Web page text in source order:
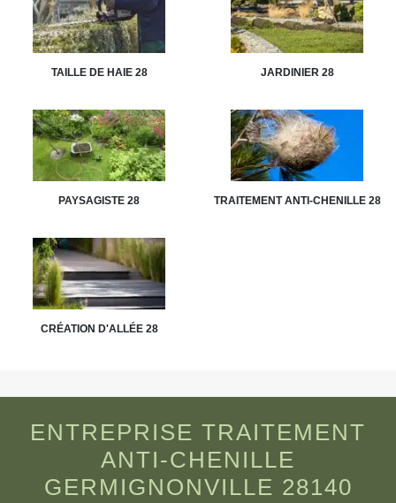
TAILLE DE HAIE 28 JARDINIER 28
PAYSAGISTE 28 TRAITEMENT ANTI-CHENILLE 28
CRÉATION D'ALLÉE 28
ENTREPRISE TRAITEMENT
ANTI-CHENILLE
GERMIGNONVILLE 28140